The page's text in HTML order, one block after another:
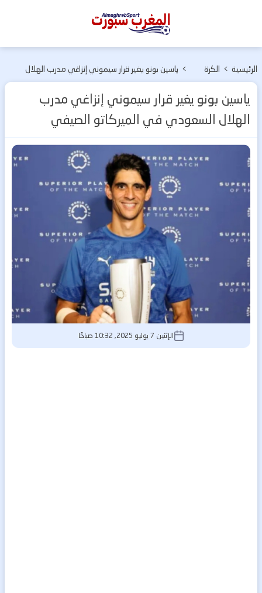
المغرب
الرئيسية > الكرة
> ياسين بونو يغير قرار سيموني إنزاغي مدرب الهلال
ياسين بونو يغير قرار سيموني إنزاغي مدرب
الهلال السعودي في الميركاتو الصيفي
الإثنين 7 يوليو 2025, 10:32 صباحًا